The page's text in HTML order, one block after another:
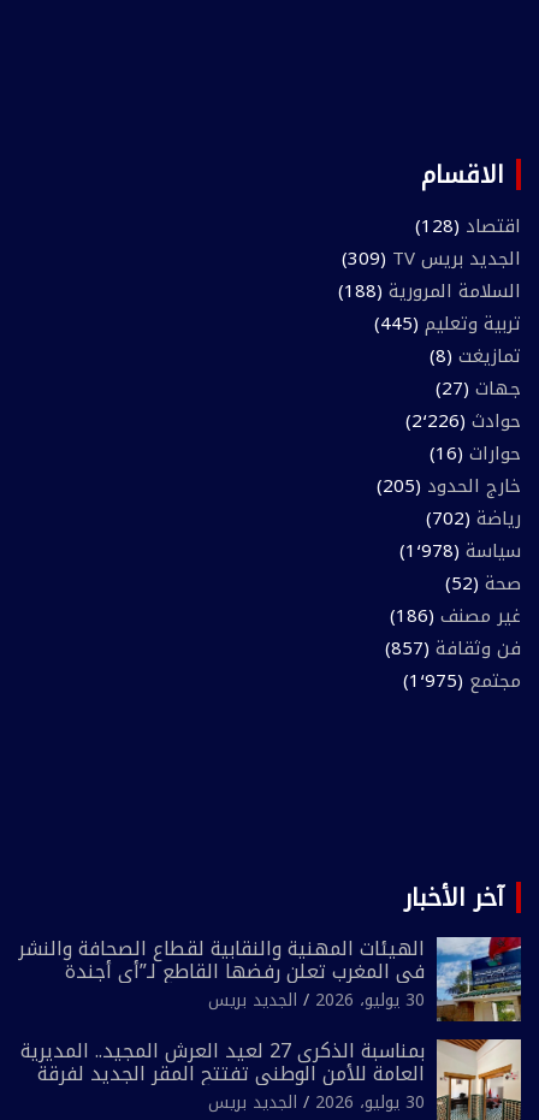
الاقسام
اقتصاد (128)
الجديد بريس TV
(309)
السلامة المرورية (188)
تربية وتعليم (445)
تمازيغت (8)
جهات (27)
حوادث (2٬226)
حوارات (16)
خارج الحدود (205)
رياضة (702)
سياسة (1٬978)
صحة (52)
غير مصنف (186)
فن وثقافة (857)
مجتمع (1٬975)
آخر الأخبار
الهيئات المهنية والنقابية لقطاع الصحافة والنشر
في المغرب تعلن رفضها القاطع لـ”أي أجندة
انتخابية مُعدة على مقاس سياسي ومصلحي
ضيق”
30 يوليو، 2026 الجديد بريس
بمناسبة الذكرى 27 لعيد العرش المجيد.. المديرية
العامة للأمن الوطني تفتتح المقر الجديد لفرقة
الشرطة السياحية بفاس
30 يوليو، 2026 الجديد بريس